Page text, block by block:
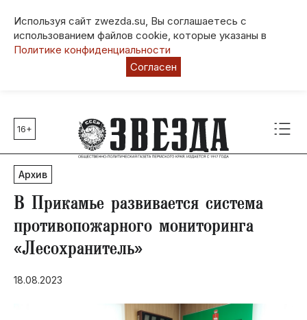
Используя сайт zwezda.su, Вы соглашаетесь с
использованием файлов cookie, которые указаны в
Политике конфиденциальности
Согласен
Главные темы
80 лет Победы
Молодежная столица РФ
СВО
Социальная поддержка
Инфраструктура
Благоустройство
16+
Архив
В Прикамье развивается система
противопожарного мониторинга
«Лесохранитель»
18.08.2023